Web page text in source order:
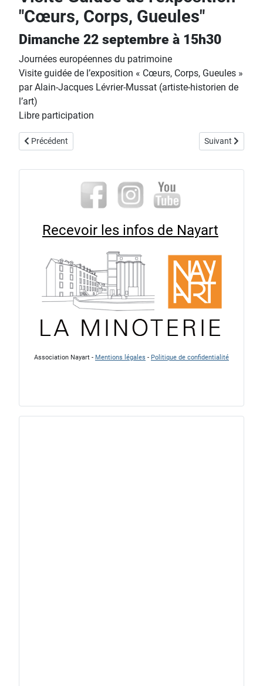
"Cœurs, Corps, Gueules"
Dimanche 22 septembre à 15h30
Journées européennes du patrimoine
Visite guidée de l’exposition « Cœurs, Corps, Gueules »
par Alain-Jacques Lévrier-Mussat (artiste-historien de
l’art)
Libre participation
Article précédent : Café-art: "Matières-Manières"
Précédent Article suivant :
Suivant
Recevoir les infos de Nayart
Association Nayart - Mentions légales - Politique de confidentialité